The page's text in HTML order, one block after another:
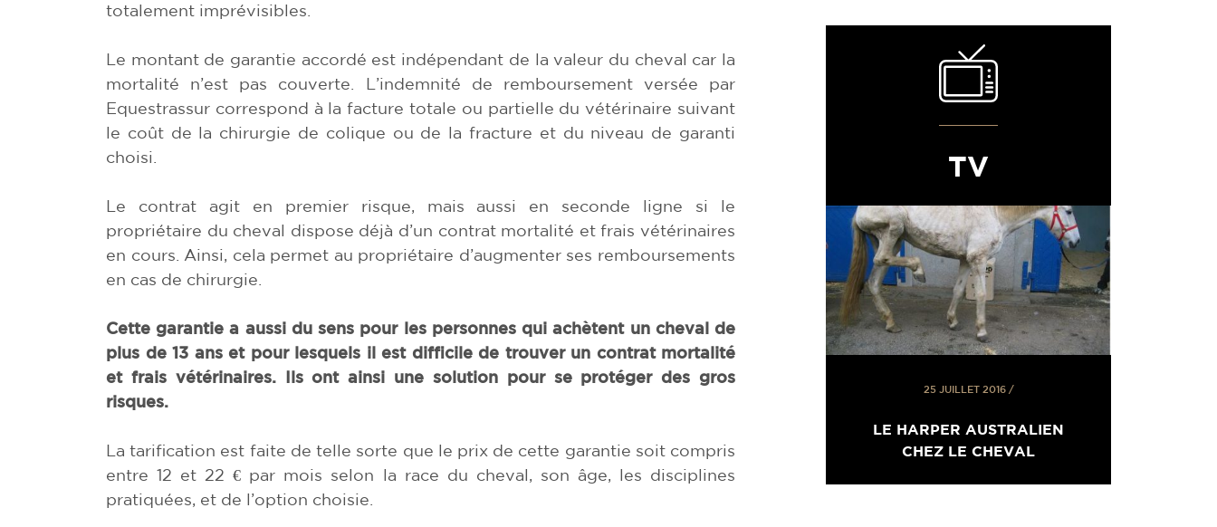
totalement imprévisibles.
Le montant de garantie accordé est indépendant de la valeur du cheval car la
mortalité n’est pas couverte. L’indemnité de remboursement versée par
Equestrassur correspond à la facture totale ou partielle du vétérinaire suivant
le coût de la chirurgie de colique ou de la fracture et du niveau de garanti
choisi.
Le contrat agit en premier risque, mais aussi en seconde ligne si le
propriétaire du cheval dispose déjà d’un contrat mortalité et frais vétérinaires
en cours. Ainsi, cela permet au propriétaire d’augmenter ses remboursements
en cas de chirurgie.
Cette garantie a aussi du sens pour les personnes qui achètent un cheval de
plus de 13 ans et pour lesquels il est difficile de trouver un contrat mortalité
et frais vétérinaires. Ils ont ainsi une solution pour se protéger des gros
risques.
La tarification est faite de telle sorte que le prix de cette garantie soit compris
entre 12 et 22 € par mois selon la race du cheval, son âge, les disciplines
pratiquées, et de l’option choisie.
TV
25 JUILLET 2016/
LE HARPER AUSTRALIEN
CHEZ LE CHEVAL